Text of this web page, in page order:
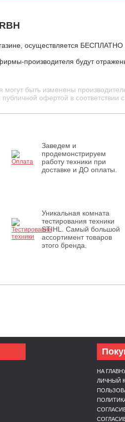
осуществляется
производителя будут
быть изменены
офертой в соответствии
Заведем и
продемонстрируем
работу техники при
доставке и ДО оплаты.
Уникальная комната
тестирования техники
STIHL. Самый большой
ассортимент товаров
этого бренда.
НА
ЛИЧНЫЙ